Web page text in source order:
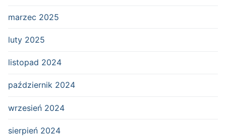
marzec 2025
luty 2025
listopad 2024
październik 2024
wrzesień 2024
sierpień 2024